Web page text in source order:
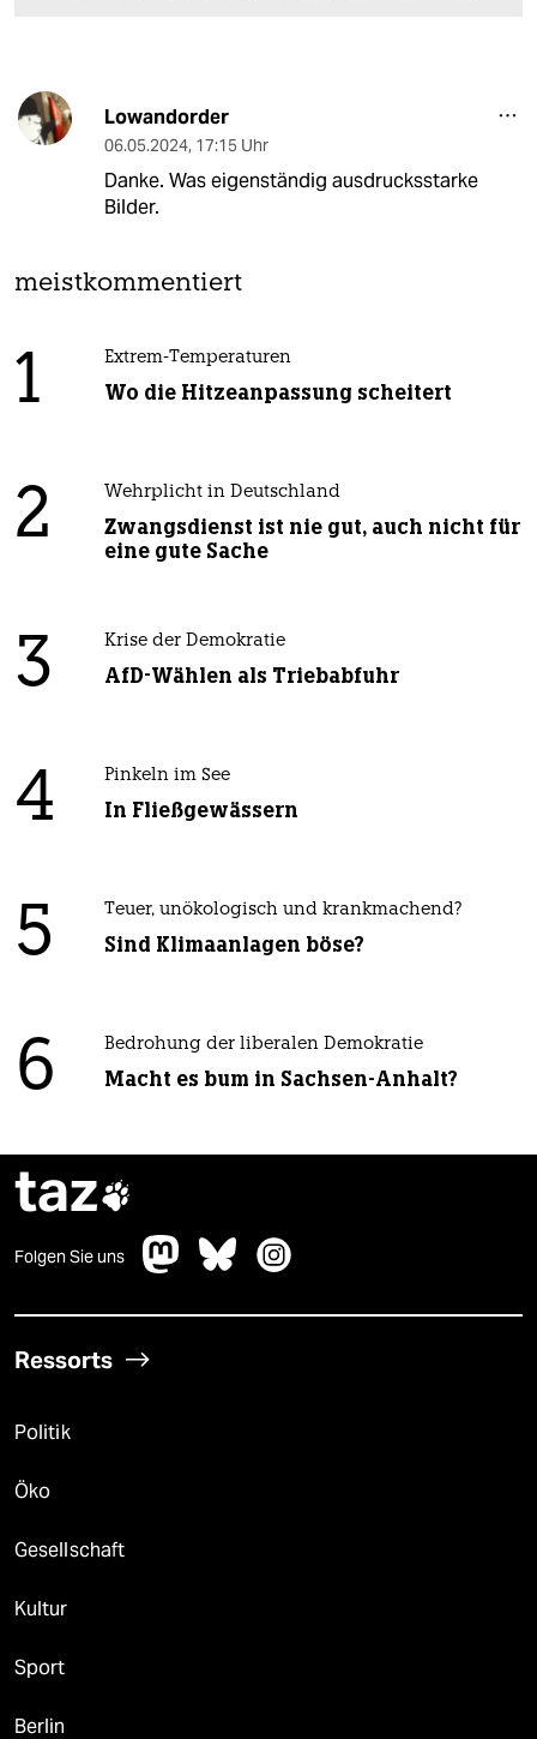
Lowandorder
06.05.2024, 17:15 Uhr
Danke. Was eigenständig ausdrucksstarke
Bilder.
meistkommentiert
1 Extrem-Temperaturen
Wo die Hitzeanpassung scheitert
2 Wehrplicht in Deutschland
Zwangsdienst ist nie gut, auch nicht für
eine gute Sache
3 Krise der Demokratie
AfD-Wählen als Triebabfuhr
4 Pinkeln im See
In Fließgewässern
5 Teuer, unökologisch und krankmachend?
Sind Klimaanlagen böse?
6 Bedrohung der liberalen Demokratie
Macht es bum in Sachsen-Anhalt?
taz
Folgen Sie uns
Ressorts
Politik
Öko
Gesellschaft
Kultur
Sport
Berlin